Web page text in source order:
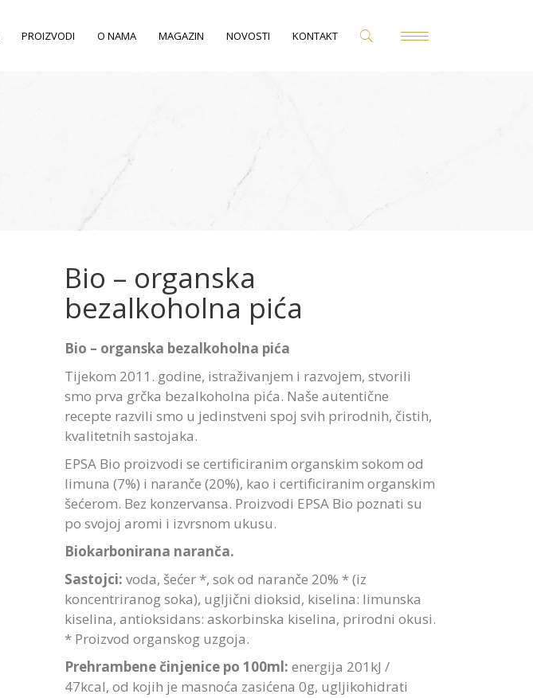
PROIZVODI O NAMA MAGAZIN NOVOSTI KONTAKT
Bio – organska
bezalkoholna pića
Bio – organska bezalkoholna pića
Tijekom 2011. godine, istraživanjem i razvojem, stvorili
smo prva grčka bezalkoholna pića. Naše autentične
recepte razvili smo u jedinstveni spoj svih prirodnih, čistih,
kvalitetnih sastojaka.
EPSA Bio proizvodi se certificiranim organskim sokom od
limuna (7%) i naranče (20%), kao i certificiranim organskim
šećerom. Bez konzervansa. Proizvodi EPSA Bio poznati su
po svojoj aromi i izvrsnom ukusu.
Biokarbonirana naranča.
Sastojci: voda, šećer *, sok od naranče 20% * (iz
koncentriranog soka), ugljični dioksid, kiselina: limunska
kiselina, antioksidans: askorbinska kiselina, prirodni okusi.
* Proizvod organskog uzgoja.
Prehrambene činjenice po 100ml: energija 201kJ /
47kcal, od kojih je masnoća zasićena 0g, ugljikohidrati